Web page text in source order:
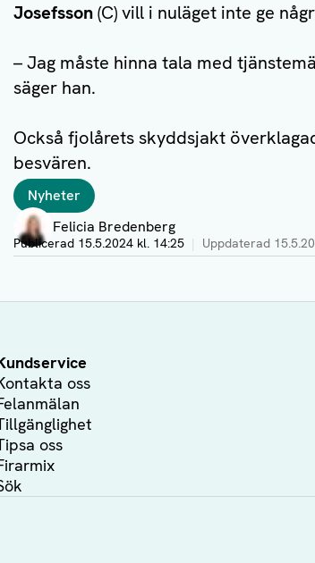
Josefsson(C) vill i nuläget inte ge
– Jag måste hinna tala med
säger han.
Också fjolårets skyddsjakt
besvären.
TaggarNyheter
Författare
Felicia Bredenberg
Visa profil
Publicerad 15.5.2024 kl. 14:25 Uppdaterad
oss
oss